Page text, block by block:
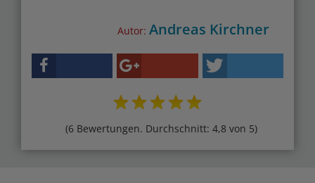
Autor: Andreas Kirchner
(6 Bewertungen. Durchschnitt: 4,8 von 5)